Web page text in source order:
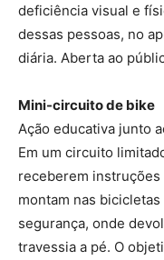
deficiência visual e
dessas pessoas, no
diária. Aberta ao
Mini-circuito de bike
Ação educativa junto
Em um circuito
receberem instruções
montam nas
segurança, onde
travessia a pé. O